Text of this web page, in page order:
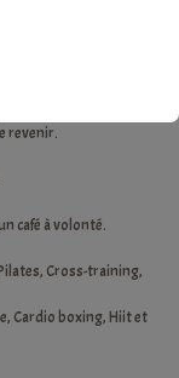
revenir.
café à volonté.
Cross-training,
Cardio boxing, Hiit et